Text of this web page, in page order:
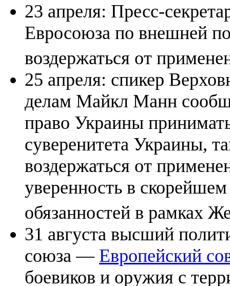
23 апреля: Пресс-
Евросоюза по внешней
воздержаться от
25 апреля: спикер
делам Майкл Манн
право Украины
суверенитета Украины,
воздержаться от
уверенность в
обязанностей в рамках
31 августа высший
союза — Европейский
боевиков и оружия с